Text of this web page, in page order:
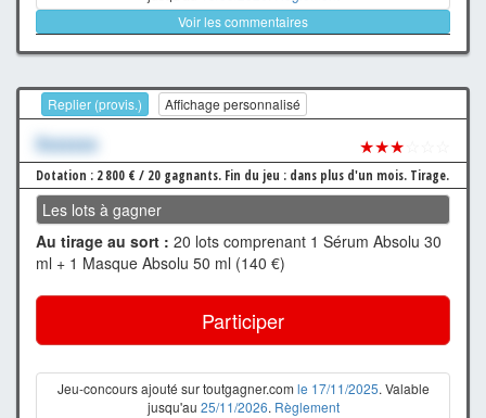
Voir les commentaires
Replier (provis.) Affichage personnalisé
Xxxxxxx ★★★
Dotation : 2 800 € / 20 gagnants. Fin du jeu : dans plus d'un mois. Tirage.
Les lots à gagner
Au tirage au sort : 20 lots comprenant 1 Sérum Absolu 30
ml + 1 Masque Absolu 50 ml (140 €)
Participer
Jeu-concours ajouté sur toutgagner.com le 17/11/2025. Valable
jusqu'au 25/11/2026. Règlement